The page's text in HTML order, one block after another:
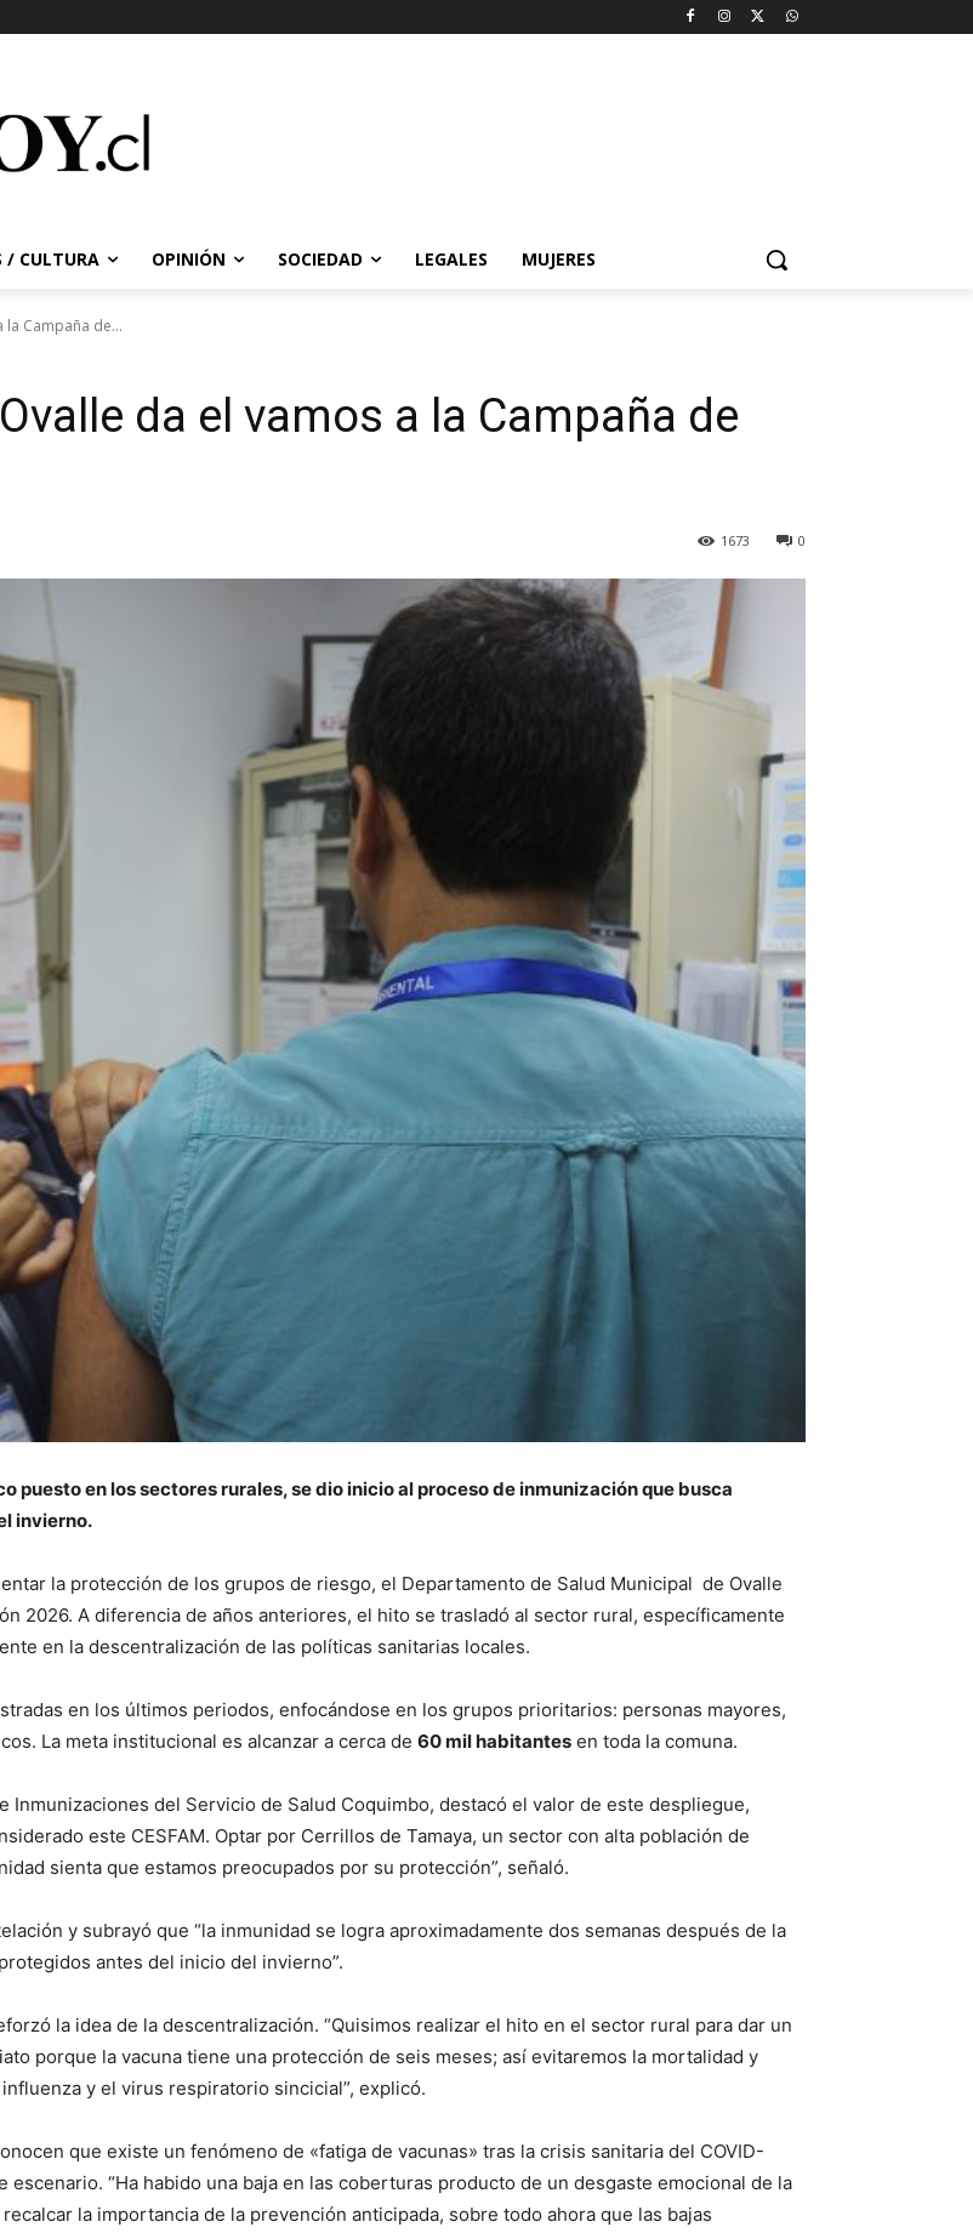
/ CULTURA OPINIÓN SOCIEDAD LEGALES MUJERES
la Campaña de...
da el vamos a la Campaña de
0
1673
puesto en los sectores rurales, se dio inicio al proceso de inmunización que busca
invierno.
la protección de los grupos de riesgo, el Departamento de Salud Municipal de Ovalle
2026. A diferencia de años anteriores, el hito se trasladó al sector rural, específicamente
en la descentralización de las políticas sanitarias locales.
en los últimos periodos, enfocándose en los grupos prioritarios: personas mayores,
La meta institucional es alcanzar a cerca de 60 mil habitantes en toda la comuna.
Inmunizaciones del Servicio de Salud Coquimbo, destacó el valor de este despliegue,
este CESFAM. Optar por Cerrillos de Tamaya, un sector con alta población de
sienta que estamos preocupados por su protección”, señaló.
y subrayó que “la inmunidad se logra aproximadamente dos semanas después de la
antes del inicio del invierno”.
la idea de la descentralización. “Quisimos realizar el hito en el sector rural para dar un
porque la vacuna tiene una protección de seis meses; así evitaremos la mortalidad y
y el virus respiratorio sincicial”, explicó.
que existe un fenómeno de «fatiga de vacunas» tras la crisis sanitaria del COVID-
escenario. “Ha habido una baja en las coberturas producto de un desgaste emocional de la
la importancia de la prevención anticipada, sobre todo ahora que las bajas